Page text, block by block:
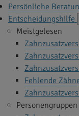
Persönliche
Entscheidungshilfe
Meistgelesen
Fehlende
Personengruppen